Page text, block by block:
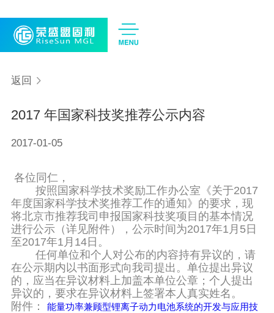
返回
2017 年国家科技奖推荐公示内容
2017-01-05
各位同仁，
按照国家科学技术奖励工作办公室《关于2017
年度国家科学技术奖推荐工作的通知》的要求，现
将北京市推荐我司申报国家科技奖项目的基本情况
进行公示（详见附件），公示时间为2017年1月5日
至2017年1月14日。
任何单位和个人对公布的内容持有异议的，请
在公示期内以书面形式向我司提出。单位提出异议
的，应当在异议材料上加盖本单位公章；个人提出
异议的，要求在异议材料上签署本人真实姓名。
附件： 能量功率兼顾型锂离子动力电池系统的开发与应用技